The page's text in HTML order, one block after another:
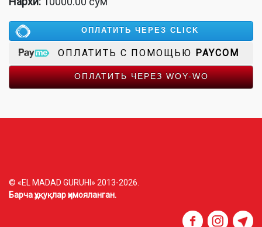
ОПЛАТИТЬ ЧЕРЕЗ CLICK
ОПЛАТИТЬ С ПОМОЩЬЮ PAYCOM
ОПЛАТИТЬ ЧЕРЕЗ WOY-WO
© «EL MADAD GURUHI» 2013-2026.
Барча ҳуқуқлар ҳимояланган.